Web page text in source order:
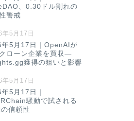
、0.30ドル割れの
警戒
年5月17日
年5月17日｜OpenAIが
ローン企業を買収—
獲得の狙いと影響
年5月17日
5月17日｜
騒動で試される
信頼性